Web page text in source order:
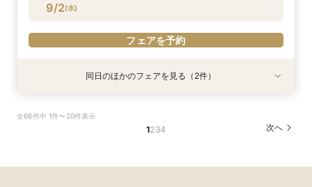
9/2(水)
フェアを予約
9/2
グをご提案】館内外ともに溢れるフォトジェニッ
クな人気スポットツアー×叶えたいイメージを
10:00〜 14:00〜
9/2
比較ナイト相談会
同日のほかのフェアを見る（2件）
全66件中 1件〜20件表示
1234 次へ